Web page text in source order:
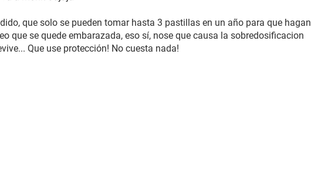
que solo se pueden tomar hasta 3 pastillas en un año para que hagan
que se quede embarazada, eso sí, nose que causa la sobredosificacion
Que use protección! No cuesta nada!